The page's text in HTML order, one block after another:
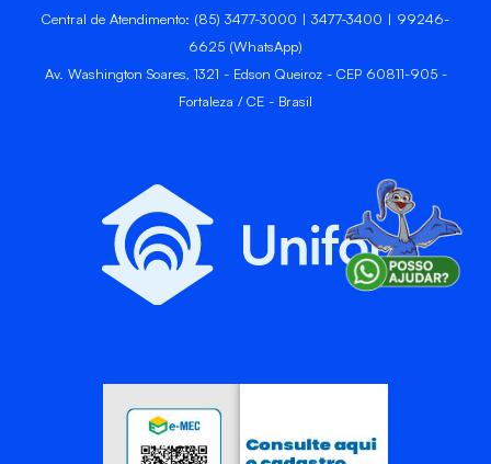
Central de Atendimento: (85) 3477-3000 | 3477-3400 | 99246-
6625 (WhatsApp)
Av. Washington Soares, 1321 - Edson Queiroz - CEP 60811-905 -
Fortaleza / CE - Brasil